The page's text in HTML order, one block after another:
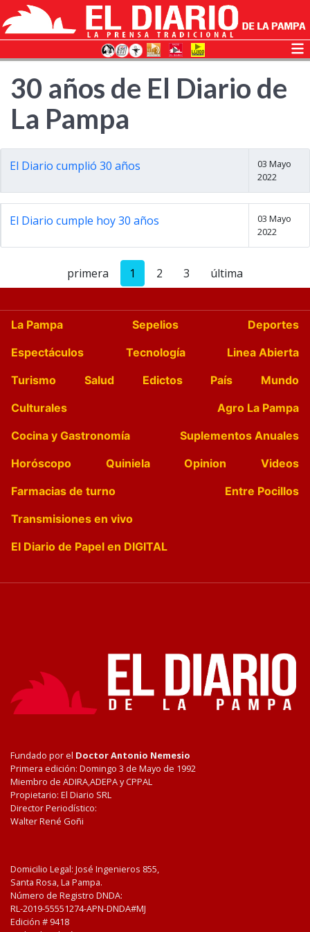
30 años de El Diario de
La Pampa
El Diario cumplió 30 años
03 Mayo
2022
El Diario cumple hoy 30 años
03 Mayo
2022
primera 1 2 3 última
La Pampa Sepelios
Deportes
Espectáculos
Tecnología
Linea Abierta
Turismo
Salud Edictos País
Mundo
Culturales
Agro La Pampa
Cocina y Gastronomía
Suplementos Anuales
Horóscopo
Quiniela Opinion
Videos
Farmacias de turno
Entre Pocillos
Transmisiones en vivo
El Diario de Papel en DIGITAL
Fundado por el Doctor Antonio Nemesio
Primera edición: Domingo 3 de Mayo de 1992
Miembro de ADIRA,ADEPA y CPPAL
Propietario: El Diario SRL
Director Periodístico:
Walter René Goñi
Domicilio Legal: José Ingenieros 855,
Santa Rosa, La Pampa.
Número de Registro DNDA:
RL-2019-55551274-APN-DNDA#MJ
Edición # 9418